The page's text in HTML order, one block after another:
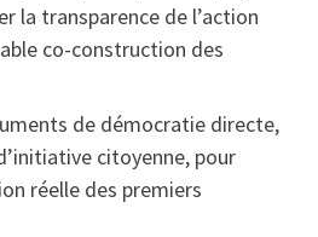
la transparence de l’action
co-construction des
de démocratie directe,
citoyenne, pour
réelle des premiers